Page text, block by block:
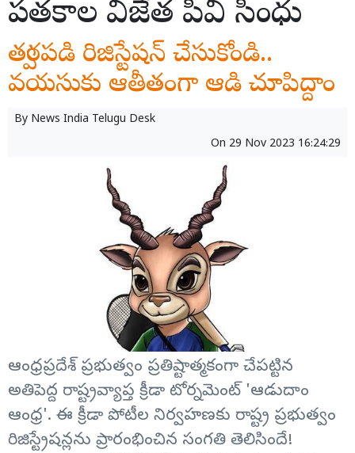
పతకాల విజేత పీవీ సింధు
త్వరపడి రిజిస్టేషన్ చేసుకోండి..
వయసుకు ఆతీతంగా ఆడి చూపిద్దాం
By News India Telugu Desk
On 29 Nov 2023 16:24:29
ఆంధ్రప్రదేశ్ ప్రభుత్వం ప్రతిష్టాత్మకంగా చేపట్టిన
అతిపెద్ద రాష్ట్రవ్యాప్త క్రీడా టోర్నమెంట్ 'ఆడుదాం
ఆంధ్ర'. ఈ క్రీడా పోటీల నిర్వహణకు రాష్ట్ర ప్రభుత్వం
రిజిస్ట్రేషన్లను ప్రారంభించిన సంగతి తెలిసిందే!